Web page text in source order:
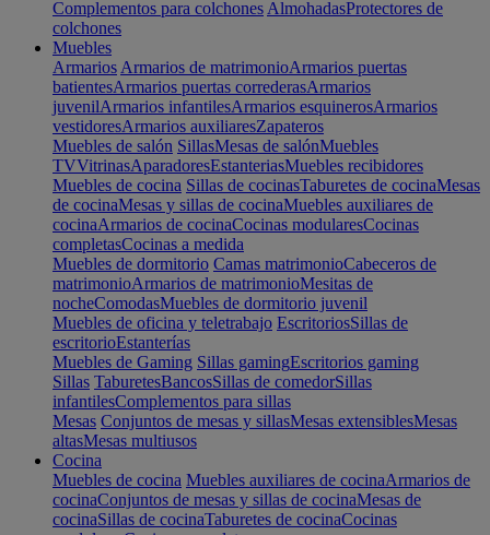
Complementos para colchones AlmohadasProtectores de
colchones
Muebles
Armarios Armarios de matrimonioArmarios puertas
batientesArmarios puertas correderasArmarios
juvenilArmarios infantilesArmarios esquinerosArmarios
vestidoresArmarios auxiliaresZapateros
Muebles de salón SillasMesas de salónMuebles
TVVitrinasAparadoresEstanteriasMuebles recibidores
Muebles de cocina Sillas de cocinasTaburetes de cocinaMesas
de cocinaMesas y sillas de cocinaMuebles auxiliares de
cocinaArmarios de cocinaCocinas modularesCocinas
completasCocinas a medida
Muebles de dormitorio Camas matrimonioCabeceros de
matrimonioArmarios de matrimonioMesitas de
nocheComodasMuebles de dormitorio juvenil
Muebles de oficina y teletrabajo EscritoriosSillas de
escritorioEstanterías
Muebles de Gaming Sillas gamingEscritorios gaming
Sillas TaburetesBancosSillas de comedorSillas
infantilesComplementos para sillas
Mesas Conjuntos de mesas y sillasMesas extensiblesMesas
altasMesas multiusos
Cocina
Muebles de cocina Muebles auxiliares de cocinaArmarios de
cocinaConjuntos de mesas y sillas de cocinaMesas de
cocinaSillas de cocinaTaburetes de cocinaCocinas